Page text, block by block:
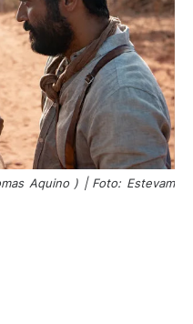
Aquino ) | Foto: Estevam